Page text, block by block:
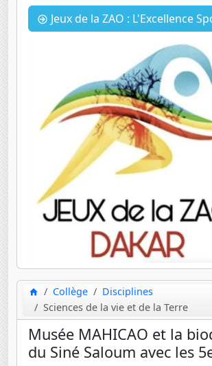
Jeux de la ZAO : L'Excellence Sportive
Collège
Disciplines
Sciences de la vie et de la Terre
Musée MAHICAO et la
du Siné Saloum avec les